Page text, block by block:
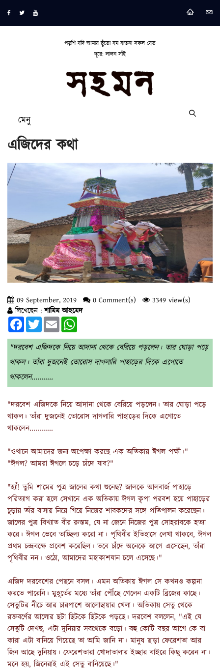
পড়শি যদি আমায় ছুঁতো যম যাতনা সকল যেত
দূরে: লালন সাঁই
মেনু
এজিদের কথা
09 September, 2019 0 Comment(s)
3349 view(s)
লিখেছেন :শামিম আহমেদ
FacebookTwitterEmail
"দরবেশ এজিদকে নিয়ে আদানা থেকে বেরিয়ে পড়লেন। তার ঘোড়া পড়ে
থাকল। তাঁরা দুজনেই তোরোস দাগলারি পাহাড়ের দিকে এগোতে
থাকলেন...........
"দরবেশ এজিদকে নিয়ে আদানা থেকে বেরিয়ে পড়লেন। তার ঘোড়া পড়ে
থাকল। তাঁরা দুজনেই তোরোস দাগলারি পাহাড়ের দিকে এগোতে
থাকলেন............
"ওখানে আমাদের জন্য অপেক্ষা করছে এক অতিকায় ঈগল পক্ষী।"
"ঈগল? আমরা ঈগলে চড়ে চাঁদে যাব?"
"হ্যাঁ! তুমি শামের পুত্র জালের কথা শুনেছ? জালকে আলবার্জ পাহাড়ে
পরিত্যাগ করা হলে সেখানে এক অতিকায় ঈগল কৃপা পরবশ হয়ে পাহাড়ের
চূড়ায় তাঁর বাসায় নিয়ে গিয়ে নিজের শাবকদের সঙ্গে প্রতিপালন করেছেন।
জালের পুত্র বিখ্যাত বীর রুস্তম, যে না জেনে নিজের পুত্র সোহরাবকে হত্যা
করে। ঈগল ভেবে তাচ্ছিল্য করো না। পৃথিবীর ইতিহাসে লেখা থাকবে, ঈগল
প্রথম চন্দ্রবক্ষে প্রবেশ করেছিল। তবে চাঁদে অনেকে আগে এসেছেন, তাঁরা
পৃথিবীর নন। ওঠো, আমাদের মহাকাশযান চলে এসেছে।"
এজিদ দরবেশের পেছনে বসল। এমন অতিকায় ঈগল সে কখনও কল্পনা
করতে পারেনি। মুহূর্তের মধ্যে তাঁরা পৌঁছে গেলেন একটি ব্রিজের কাছে।
সেতুটির নীচে আর চারপাশে আলোছায়ার খেলা। অতিকায় সেতু থেকে
রক্তবর্ণের আলোর ছটা ছিটকে ছিটকে পড়ছে। দরবেশ বললেন, "এই যে
সেতুটি দেখছ, এটা দুনিয়ার সবথেকে বড়ো। বহু কোটি বছর আগে কে বা
কারা এটা বানিয়ে গিয়েছে তা আমি জানি না। মানুষ ছাড়া ফেরেশতা আর
জিন আছে দুনিয়ায়। ফেরেশতারা খোদাতালার ইচ্ছার বাইরে কিছু করেন না।
মনে হয়, জিনেরাই এই সেতু বানিয়েছে।"